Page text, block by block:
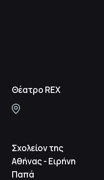
Θέατρο REX
Σχολείον της
Αθήνας - Ειρήνη
Παπά